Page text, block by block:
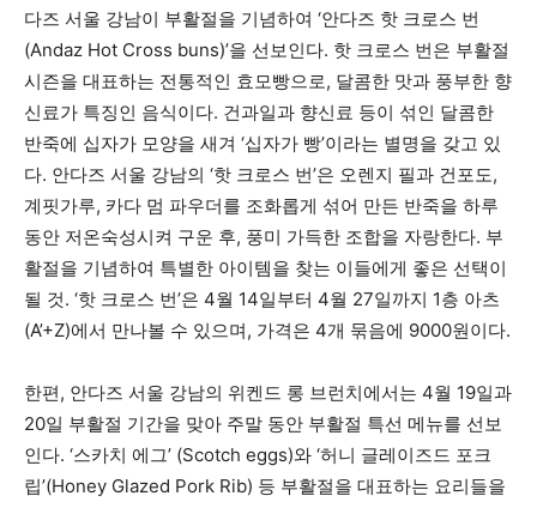
다즈 서울 강남이 부활절을 기념하여 ‘안다즈 핫 크로스 번
(Andaz Hot Cross buns)’을 선보인다. 핫 크로스 번은 부활절
시즌을 대표하는 전통적인 효모빵으로, 달콤한 맛과 풍부한 향
신료가 특징인 음식이다. 건과일과 향신료 등이 섞인 달콤한
반죽에 십자가 모양을 새겨 ‘십자가 빵’이라는 별명을 갖고 있
다. 안다즈 서울 강남의 ‘핫 크로스 번’은 오렌지 필과 건포도,
계핏가루, 카다 멈 파우더를 조화롭게 섞어 만든 반죽을 하루
동안 저온숙성시켜 구운 후, 풍미 가득한 조합을 자랑한다. 부
활절을 기념하여 특별한 아이템을 찾는 이들에게 좋은 선택이
될 것. ‘핫 크로스 번’은 4월 14일부터 4월 27일까지 1층 아츠
(A’+Z)에서 만나볼 수 있으며, 가격은 4개 묶음에 9000원이다.
한편, 안다즈 서울 강남의 위켄드 롱 브런치에서는 4월 19일과
20일 부활절 기간을 맞아 주말 동안 부활절 특선 메뉴를 선보
인다. ‘스카치 에그’ (Scotch eggs)와 ‘허니 글레이즈드 포크
립’(Honey Glazed Pork Rib) 등 부활절을 대표하는 요리들을